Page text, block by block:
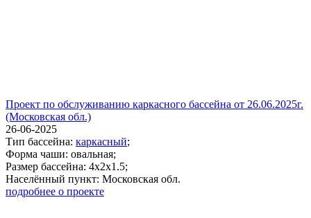
Проект по обслуживанию каркасного бассейна от 26.06.2025г.
(Московская обл.)
26-06-2025
Тип бассейна: каркасный;
Форма чаши: овальная;
Размер бассейна: 4х2х1.5;
Населённый пункт: Московская обл.
подробнее о проекте